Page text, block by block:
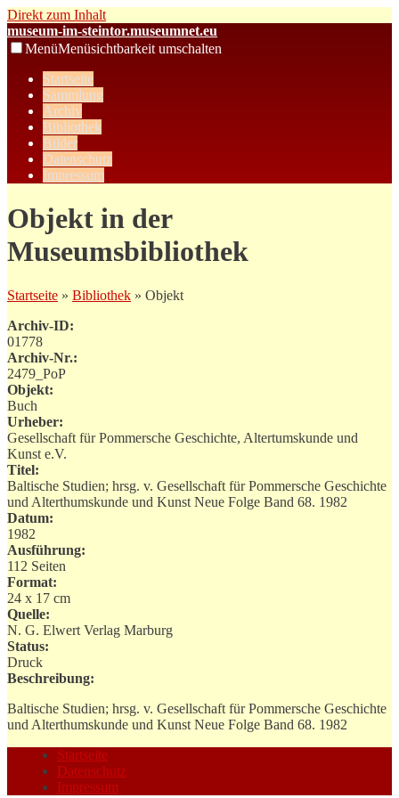
Direkt zum Inhalt
museum-im-steintor.museumnet.eu
MenüMenüsichtbarkeit umschalten
Startseite
Sammlung
Archiv
Bibliothek
Bilder
Datenschutz
Impressum
Objekt in der
Museumsbibliothek
Startseite » Bibliothek » Objekt
Archiv-ID:
01778
Archiv-Nr.:
2479_PoP
Objekt:
Buch
Urheber:
Gesellschaft für Pommersche Geschichte, Altertumskunde und
Kunst e.V.
Titel:
Baltische Studien; hrsg. v. Gesellschaft für Pommersche Geschichte
und Alterthumskunde und Kunst Neue Folge Band 68. 1982
Datum:
1982
Ausführung:
112 Seiten
Format:
24 x 17 cm
Quelle:
N. G. Elwert Verlag Marburg
Status:
Druck
Beschreibung:
Baltische Studien; hrsg. v. Gesellschaft für Pommersche Geschichte
und Alterthumskunde und Kunst Neue Folge Band 68. 1982
Startseite
Datenschutz
Impressum